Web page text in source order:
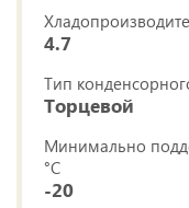
4.7
Тип
Торцевой
Минимально
°C
-20